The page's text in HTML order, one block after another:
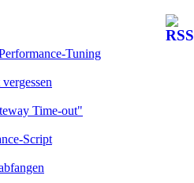
Tuning
Time-out"
Script